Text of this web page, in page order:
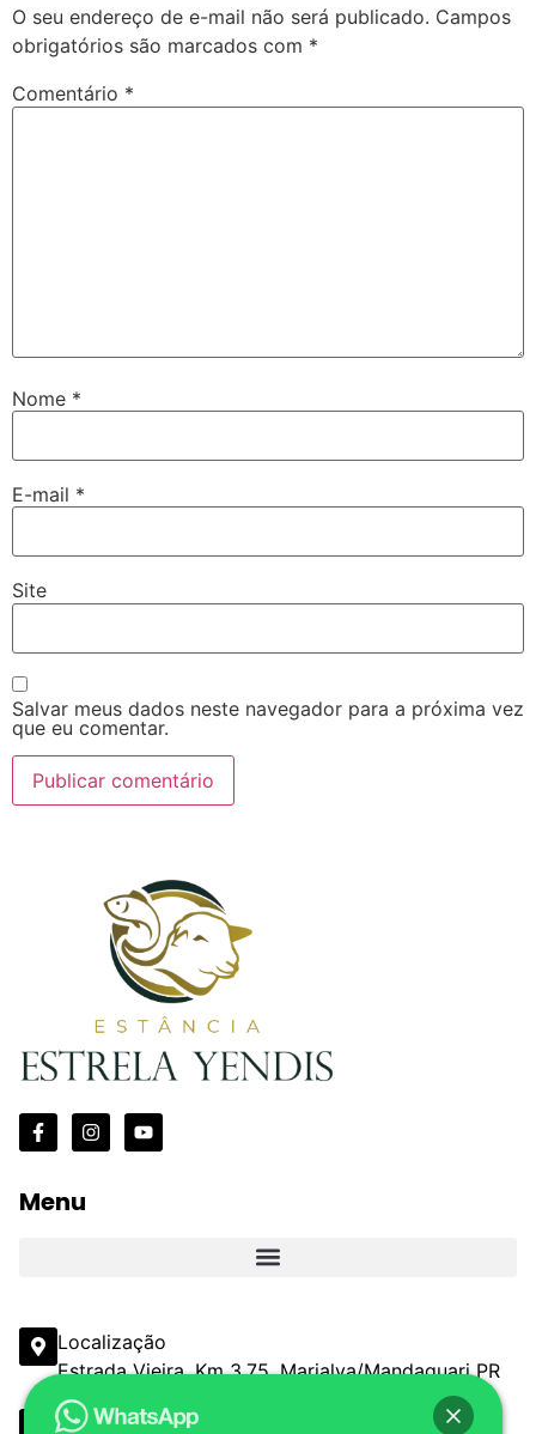
O seu endereço de e-mail não será publicado. Campos
obrigatórios são marcados com *
Comentário *
Nome *
E-mail *
Site
Salvar meus dados neste navegador para a próxima vez
que eu comentar.
Menu
Localização
Estrada Vieira, Km 3,75, Marialva/Mandaguari PR
Email